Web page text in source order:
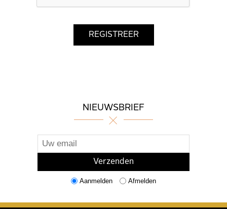
NIEUWSBRIEF
Aanmelden Afmelden